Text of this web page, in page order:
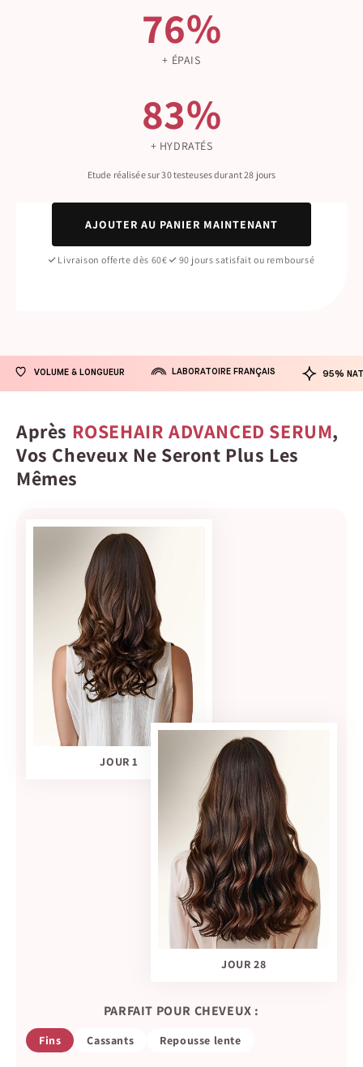
76%
+ ÉPAIS
83%
+ HYDRATÉS
Etude réalisée sur 30 testeuses durant 28 jours
AJOUTER AU PANIER MAINTENANT
Livraison offerte dès 60€ 90 jours satisfait ou remboursé
VOLUME & LONGUEUR LABORATOIRE FRANÇAIS 95%
Après ROSEHAIR ADVANCED SERUM,
Vos Cheveux Ne Seront Plus Les
Mêmes
PARFAIT POUR CHEVEUX :
Fins Cassants Repousse lente
JOUR 1
JOUR 28